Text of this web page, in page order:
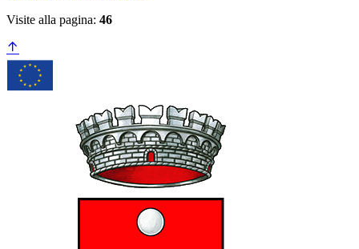
Visite alla pagina: 46